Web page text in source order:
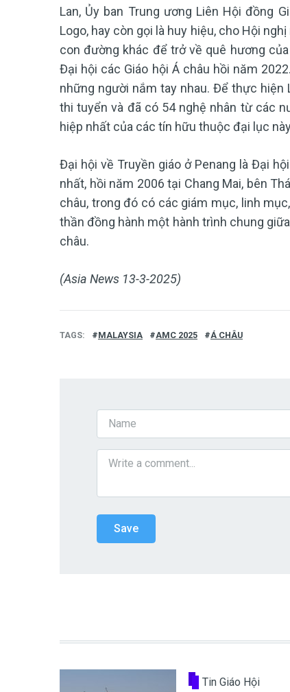
Lan, Ủy ban Trung ương Liên Hội đồng
Logo, hay còn gọi là huy hiệu, cho Hội
con đường khác để trở về quê hương
Đại hội các Giáo hội Á châu hồi năm
những người nắm tay nhau. Để thực hiện
thi tuyển và đã có 54 nghệ nhân từ các
hiệp nhất của các tín hữu thuộc đại lục
Đại hội về Truyền giáo ở Penang là Đại
nhất, hồi năm 2006 tại Chang Mai, bên
châu, trong đó có các giám mục, linh
thần đồng hành một hành trình chung
châu.
(Asia News 13-3-2025)
TAGS MALAYSIA AMC 2025 Á CHÂU
Tin Giáo Hội